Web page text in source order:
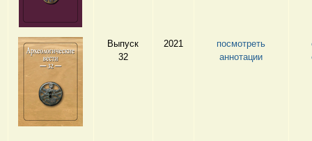
Выпуск
32
2021
посмотреть
аннотации